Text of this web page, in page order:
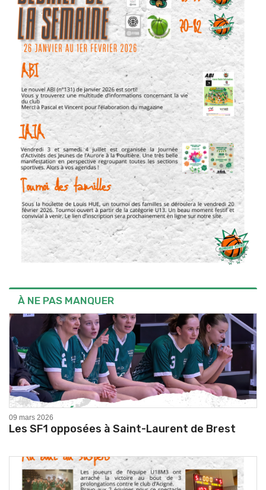
À NE PAS MANQUER
09 mars 2026
Les SF1 opposées à Saint-Laurent de Brest